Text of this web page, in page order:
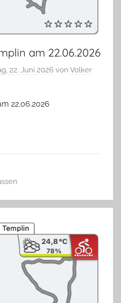
am 22.06.2026
22. Juni 2026 von Volker
22.06.2026